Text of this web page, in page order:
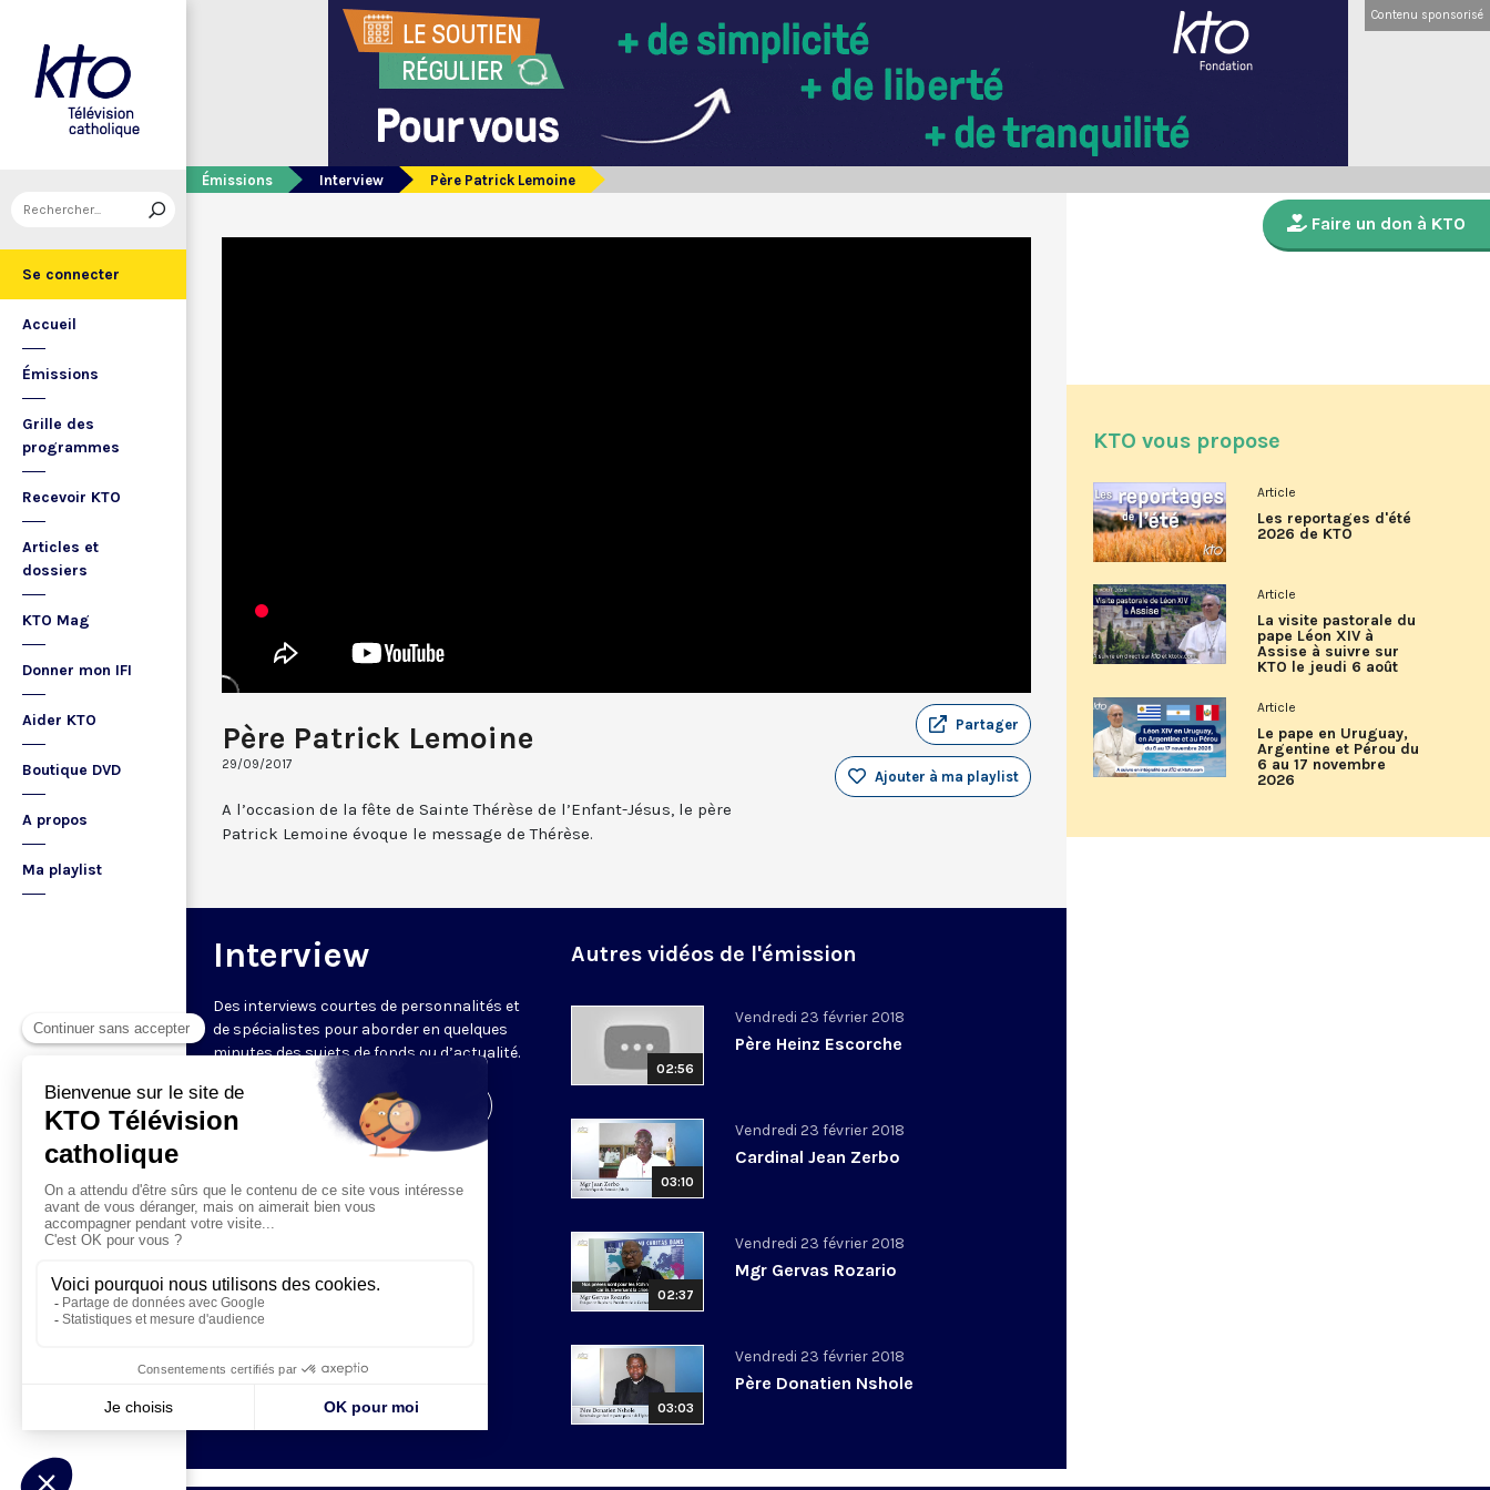
Se connecter
Accueil
Émissions
Grille des
programmes
Recevoir KTO
Articles et
dossiers
KTO Mag
Donner mon IFI
Aider KTO
Boutique DVD
A propos
Ma playlist
Contenu sponsorisé
Émissions Interview Père Patrick Lemoine
Père Patrick Lemoine
29/09/2017
Partager
Ajouter à ma playlist
A l’occasion de la fête de Sainte Thérèse de l’Enfant-Jésus, le père
Patrick Lemoine évoque le message de Thérèse.
Interview
Des interviews courtes de personnalités et
de spécialistes pour aborder en quelques
minutes des sujets de fonds ou d’actualité.
Visiter la page de l'émission
Autres vidéos de l'émission
02:56
Vendredi 23 février 2018
Père Heinz Escorche
03:10
Vendredi 23 février 2018
Cardinal Jean Zerbo
02:37
Vendredi 23 février 2018
Mgr Gervas Rozario
03:03
Vendredi 23 février 2018
Père Donatien Nshole
Faire un don à KTO
KTO vous propose
Article
Les reportages d'été
2026 de KTO
Article
La visite pastorale du
pape Léon XIV à
Assise à suivre sur
KTO le jeudi 6 août
Article
Le pape en Uruguay,
Argentine et Pérou du
6 au 17 novembre
2026